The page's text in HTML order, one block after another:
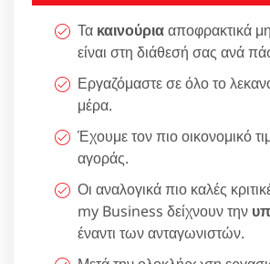
Τα καινούριααποφρακτικά
είναι στη διάθεσή σας ανά
Εργαζόμαστε σε όλο το
μέρα.
Έχουμε τον πιο οικονομικό
αγοράς.
Οι αναλογικά πιο καλές
my Business δείχνουν την
έναντι των ανταγωνιστών.